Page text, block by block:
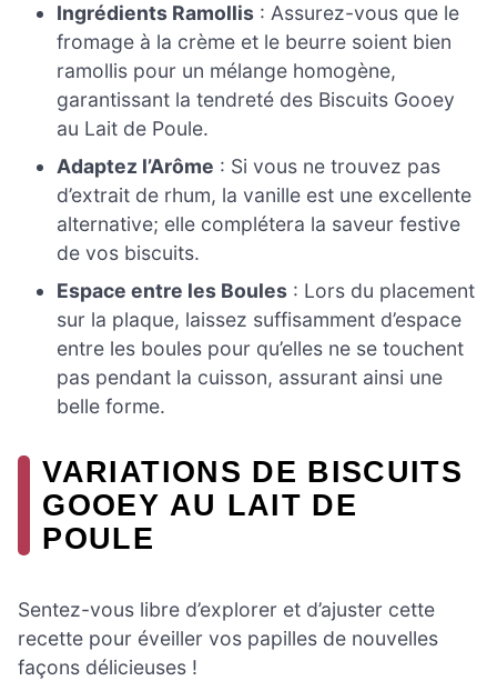
Ingrédients Ramollis : Assurez-vous que le
fromage à la crème et le beurre soient bien
ramollis pour un mélange homogène,
garantissant la tendreté des Biscuits Gooey
au Lait de Poule.
Adaptez l’Arôme : Si vous ne trouvez pas
d’extrait de rhum, la vanille est une excellente
alternative; elle complétera la saveur festive
de vos biscuits.
Espace entre les Boules : Lors du placement
sur la plaque, laissez suffisamment d’espace
entre les boules pour qu’elles ne se touchent
pas pendant la cuisson, assurant ainsi une
belle forme.
VARIATIONS DE BISCUITS
GOOEY AU LAIT DE
POULE
Sentez-vous libre d’explorer et d’ajuster cette
recette pour éveiller vos papilles de nouvelles
façons délicieuses !